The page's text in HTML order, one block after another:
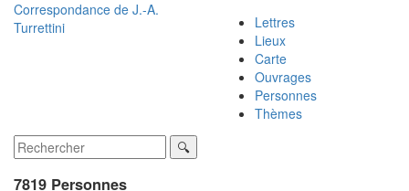
Correspondance de J.-A.
Turrettini
Lettres
Lieux
Carte
Ouvrages
Personnes
Thèmes
7819 Personnes